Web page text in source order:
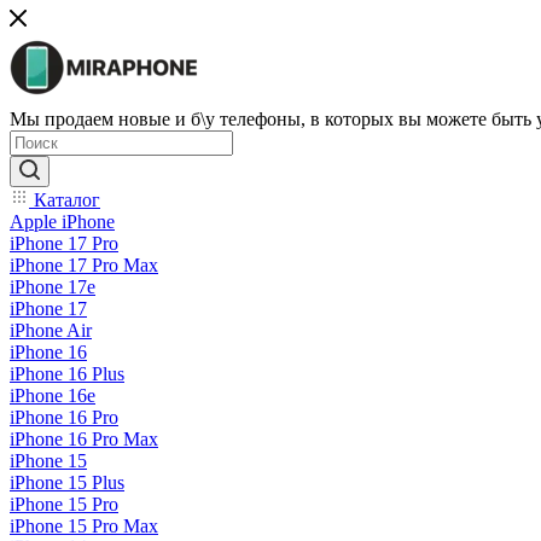
Мы продаем новые и б\у телефоны, в которых вы можете быть
Каталог
Apple iPhone
iPhone 17 Pro
iPhone 17 Pro Max
iPhone 17e
iPhone 17
iPhone Air
iPhone 16
iPhone 16 Plus
iPhone 16e
iPhone 16 Pro
iPhone 16 Pro Max
iPhone 15
iPhone 15 Plus
iPhone 15 Pro
iPhone 15 Pro Max